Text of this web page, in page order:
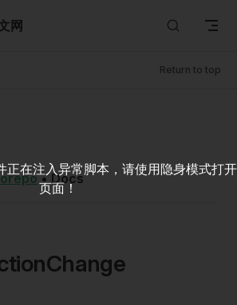
网
Return to top
•Docs
正在注入异常脚本，请使用隐身模式打开
页面！